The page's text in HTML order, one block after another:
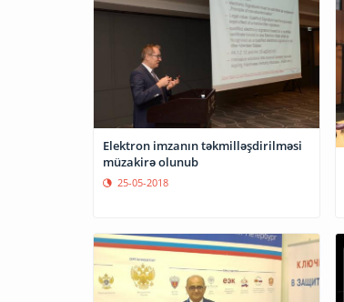
Elektron imzanın təkmilləşdirilməsi
müzakirə olunub
25-05-2018